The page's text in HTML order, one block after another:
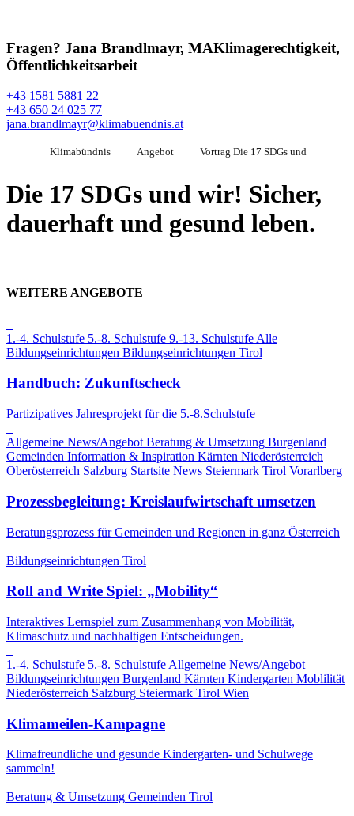
Fragen? Jana Brandlmayr, MAKlimagerechtigkeit,
Öffentlichkeitsarbeit
+43 1581 5881 22
+43 650 24 025 77
jana.brandlmayr@klimabuendnis.at
Klimabündnis Angebot Vortrag Die 17 SDGs und
Die 17 SDGs und wir! Sicher,
dauerhaft und gesund leben.
WEITERE ANGEBOTE
1.-4. Schulstufe 5.-8. Schulstufe 9.-13. Schulstufe Alle
Bildungseinrichtungen Bildungseinrichtungen Tirol
Handbuch: Zukunftscheck
Partizipatives Jahresprojekt für die 5.-8.Schulstufe
Allgemeine News/Angebot Beratung & Umsetzung Burgenland
Gemeinden Information & Inspiration Kärnten Niederösterreich
Oberösterreich Salzburg Startsite News Steiermark Tirol Vorarlberg
Prozessbegleitung: Kreislaufwirtschaft umsetzen
Beratungsprozess für Gemeinden und Regionen in ganz Österreich
Bildungseinrichtungen Tirol
Roll and Write Spiel: „Mobility“
Interaktives Lernspiel zum Zusammenhang von Mobilität,
Klimaschutz und nachhaltigen Entscheidungen.
1.-4. Schulstufe 5.-8. Schulstufe Allgemeine News/Angebot
Bildungseinrichtungen Burgenland Kärnten Kindergarten Moblilität
Niederösterreich Salzburg Steiermark Tirol Wien
Klimameilen-Kampagne
Klimafreundliche und gesunde Kindergarten- und Schulwege
sammeln!
Beratung & Umsetzung Gemeinden Tirol